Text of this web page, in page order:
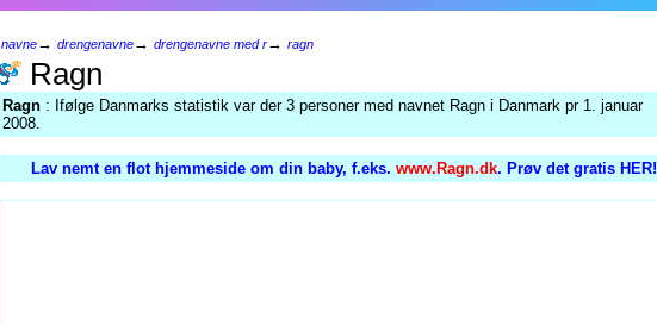
navne→ drengenavne→ drengenavne med r→ ragn
Ragn
Ragn : Ifølge Danmarks statistik var der 3 personer med navnet Ragn i Danmark pr 1. januar
2008.
Lav nemt en flot hjemmeside om din baby, f.eks. www.Ragn.dk. Prøv det gratis HER!